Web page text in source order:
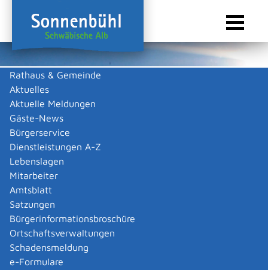
Rathaus & Gemeinde
Aktuelles
Aktuelle Meldungen
Gäste-News
Bürgerservice
Dienstleistungen A-Z
Lebenslagen
Mitarbeiter
Amtsblatt
Satzungen
Bürgerinformationsbroschüre
Ortschaftsverwaltungen
Schadensmeldung
e-Formulare
Sie sind hier:
Vereine
Keine Daten vorhanden
Zurück zur Suche
Zurück zur Suche
||